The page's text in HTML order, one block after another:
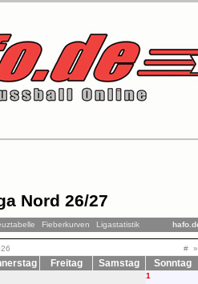
Nord 26/27
Fieberkurven Ligastatistik
# »
Freitag Samstag Sonntag
1